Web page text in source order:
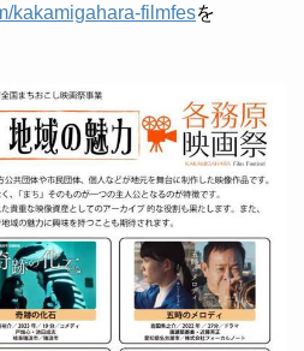
kakamigahara-filmfesを